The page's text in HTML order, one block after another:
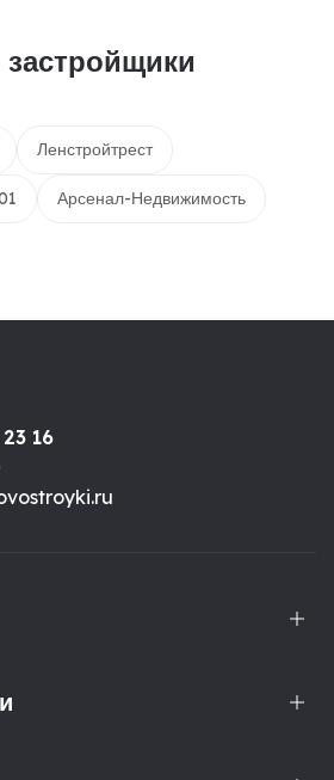
Ленстройтрест
Арсенал-Недвижимость
16